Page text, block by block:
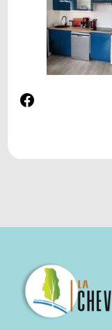
Facebook